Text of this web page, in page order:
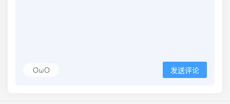
OωO 发送评论